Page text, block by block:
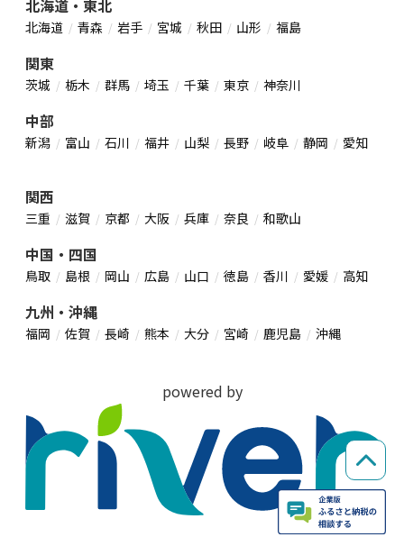
北海道・東北
北海道 青森 岩手 宮城 秋田 山形 福島
関東
茨城 栃木 群馬 埼玉 千葉 東京 神奈川
中部
新潟 富山 石川 福井 山梨 長野 岐阜 静岡 愛知
関西
三重 滋賀 京都 大阪 兵庫 奈良 和歌山
中国・四国
鳥取 島根 岡山 広島 山口 徳島 香川 愛媛 高知
九州・沖縄
福岡 佐賀 長崎 熊本 大分 宮崎 鹿児島 沖縄
powered by